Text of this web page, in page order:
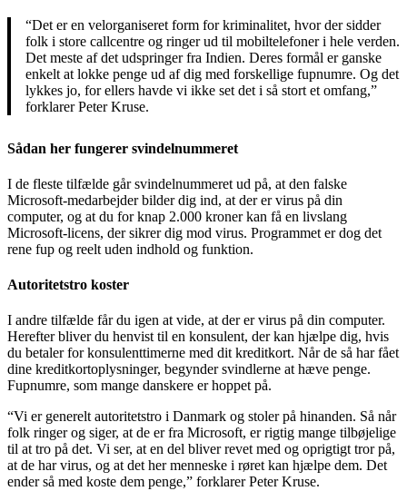
“Det er en velorganiseret form for kriminalitet, hvor der sidder
folk i store callcentre og ringer ud til mobiltelefoner i hele verden.
Det meste af det udspringer fra Indien. Deres formål er ganske
enkelt at lokke penge ud af dig med forskellige fupnumre. Og det
lykkes jo, for ellers havde vi ikke set det i så stort et omfang,”
forklarer Peter Kruse.
Sådan her fungerer svindelnummeret
I de fleste tilfælde går svindelnummeret ud på, at den falske
Microsoft-medarbejder bilder dig ind, at der er virus på din
computer, og at du for knap 2.000 kroner kan få en livslang
Microsoft-licens, der sikrer dig mod virus. Programmet er dog det
rene fup og reelt uden indhold og funktion.
Autoritetstro koster
I andre tilfælde får du igen at vide, at der er virus på din computer.
Herefter bliver du henvist til en konsulent, der kan hjælpe dig, hvis
du betaler for konsulenttimerne med dit kreditkort. Når de så har fået
dine kreditkortoplysninger, begynder svindlerne at hæve penge.
Fupnumre, som mange danskere er hoppet på.
“Vi er generelt autoritetstro i Danmark og stoler på hinanden. Så når
folk ringer og siger, at de er fra Microsoft, er rigtig mange tilbøjelige
til at tro på det. Vi ser, at en del bliver revet med og oprigtigt tror på,
at de har virus, og at det her menneske i røret kan hjælpe dem. Det
ender så med koste dem penge,” forklarer Peter Kruse.